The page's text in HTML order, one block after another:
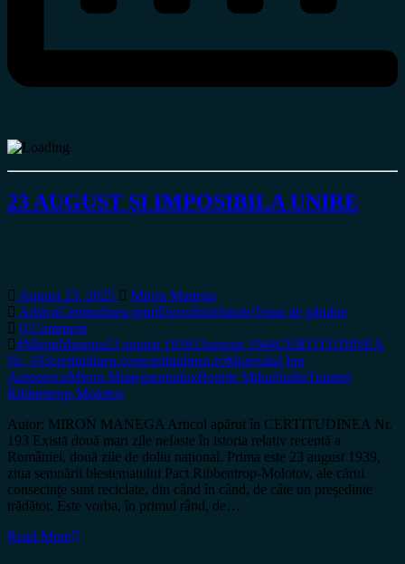
23 AUGUST ȘI IMPOSIBILA UNIRE
August 23, 2025
Miron Manega
ArhivaCertitudinea printDezvăluiriIstorieTema de gândire
0 Comment
#MironManega23 august 193923august 1944CERTITUDINEA
Nr. 193certitudinea.comcertitudinea.roMareșalul Ion
AntonescuMiron ManegaortodoxRegele MihaiStalinTratatul
Ribbentrop-Molotov
Autor: MIRON MANEGA Articol apărut în CERTITUDINEA Nr.
193 Există două mari zile nefaste în istoria relativ recentă a
României, două zile de doliu național. Prima este 23 august 1939,
ziua semnării blestematului Pact Ribbentrop-Molotov, ale cărui
consecințe sunt reciclate, din când în când, de câte un președinte
trădător. Este vorba, în primul rând, de…
Read More